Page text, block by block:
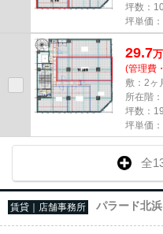
坪数：
坪単価：
29.7万
(管理費
敷：2ヶ
所在階
坪数：
坪単価：
全
賃貸｜店舗事務所 パラード北浜